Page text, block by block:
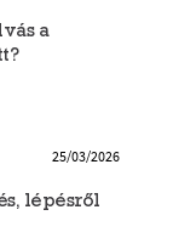
a
25/03/2026
lépésről